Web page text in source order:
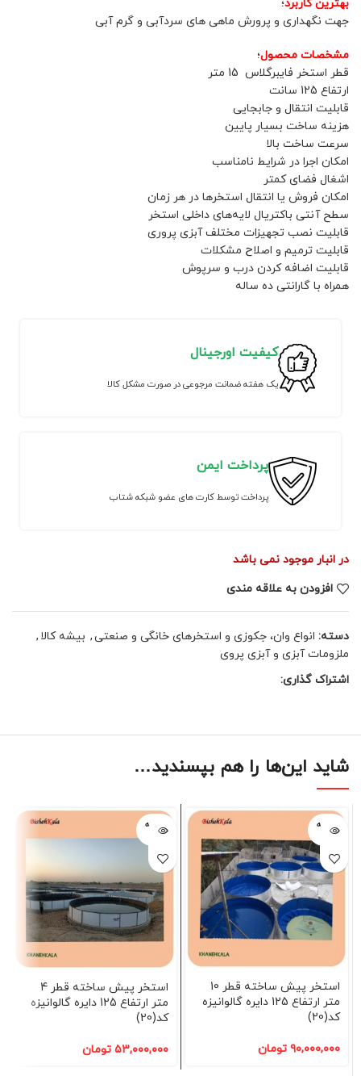
بهترین کاربرد؛
جهت نگهداری و پرورش ماهی های سردآبی و گرم آبی
مشخصات محصول؛
قطر استخر فایبرگلاس 15 متر
ارتفاع 125 سانت
قابلیت انتقال و جابجایی
هزینه ساخت بسیار پایین
سرعت ساخت بالا
امکان اجرا در شرایط نامناسب
اشغال فضای کمتر
امکان فروش یا انتقال استخرها در هر زمان
سطح آنتی باکتریال لایه‌های داخلی استخر
قابلیت نصب تجهیزات مختلف آبزی پروری
قابلیت ترمیم و اصلاح مشکلات
قابلیت اضافه کردن درب و سرپوش
همراه با گارانتی ده ساله
کیفیت اورجینال
یک هفته ضمانت مرجوعی در صورت مشکل کالا
پرداخت ایمن
پرداخت توسط کارت های عضو شبکه شتاب
در انبار موجود نمی باشد
افزودن به علاقه مندی
دسته: انواع وان، جکوزی و استخرهای خانگی و صنعتی, بیشه کالا ,
ملزومات آبزی و آبزی پروی
اشتراک گذاری:
شاید این‌ها را هم بپسندید…
فروخته
شده
استخر پیش ساخته قطر 10
متر ارتفاع 125 دایره گالوانیزه
کد(20)
۹۰,۰۰۰,۰۰۰ تومان
فروخته
شده
استخر پیش ساخته قطر 4
متر ارتفاع 125 دایره گالوانیزه
کد(20)
۵۳,۰۰۰,۰۰۰ تومان